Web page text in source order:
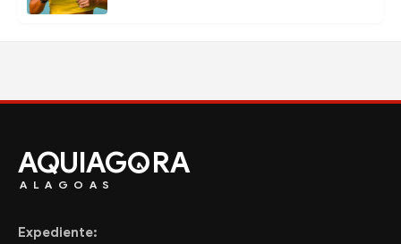
AQUIAG RA
ALAGOAS
Expediente: